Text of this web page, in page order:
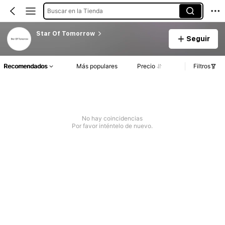
Buscar en la Tienda
Star Of Tomorrow
Seguir
Recomendados Más populares Precio Filtros
No hay coincidencias
Por favor inténtelo de nuevo.